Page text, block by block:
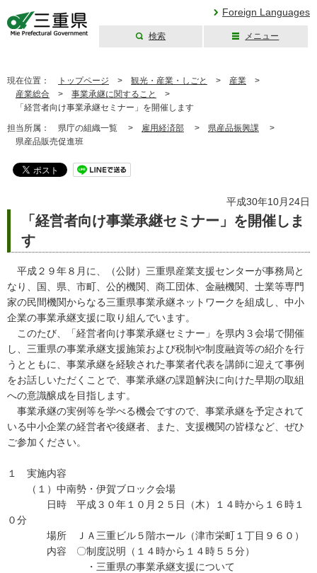
Foreign Languages
検索 メニュー
現在位置： トップページ > 観光・産業・しごと > 産業 >
産業総合 > 事業承継に関すること
>
「経営者向け事業承継セミナー」を開催します
担当所属： 県庁の組織一覧 > 雇用経済部 > 県産品振興課 >
県産品販売促進班
平成30年10月24日
「経営者向け事業承継セミナー」を開催しま
す
平成２９年８月に、（公財）三重県産業支援センターが事務局と
なり、国、県、市町、公的機関、商工団体、金融機関、士業等専門
家の民間機関からなる三重県事業承継ネットワークを組成し、中小
企業の事業承継支援に取り組んでいます。
このたび、「経営者向け事業承継セミナー」を県内３会場で開催
し、三重県の事業承継支援施策および税制や制度融資等の紹介を行
うとともに、事業承継を経験された事業者代表を講師に迎えて事例
をお話しいただくことで、事業承継の課題解決に向けた早期の取組
への意識醸成を目指します。
事業承継の実例等を学べる機会ですので、事業承継を予定されて
いる中小企業の経営者や後継者、また、支援機関の皆様など、ぜひ
ご参加ください。
１ 実施内容
（１）中南勢・伊賀ブロック会場
日時 平成３０年１０月２５日（木）１４時から１６時１
０分
場所 ＪＡ三重ビル５階ホール（津市栄町１丁目９６０）
内容 〇制度説明（１４時から１４時５５分）
・三重県の事業承継支援について